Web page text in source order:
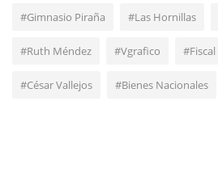
#Gimnasio Piraña #Las Hornillas
#Ruth Méndez #Vgrafico #Fiscal
#César Vallejos #Bienes Nacionales